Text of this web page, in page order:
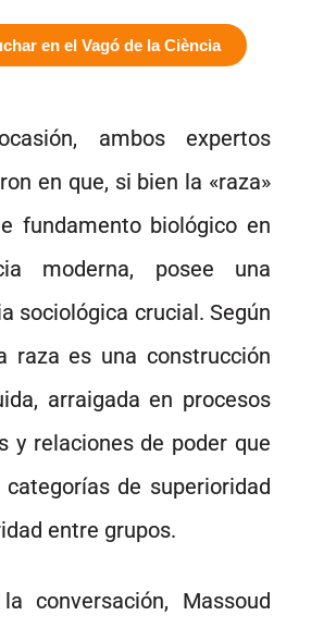
en el Vagó de la Ciència
ambos expertos
en que, si bien la «raza»
fundamento biológico en
moderna, posee una
sociológica crucial. Según
raza es una construcción
arraigada en procesos
y relaciones de poder que
categorías de superioridad
entre grupos.
conversación, Massoud